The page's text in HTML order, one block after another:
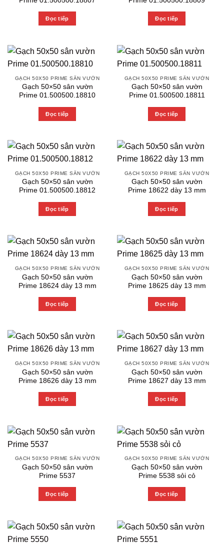
Đọc tiếp Đọc tiếp
GẠCH 50X50 PRIME SÂN VƯỜN
Gạch 50×50 sân vườn
Prime 01.500500.18810
Đọc tiếp
GẠCH 50X50 PRIME SÂN VƯỜN
Gạch 50×50 sân vườn
Prime 01.500500.18811
Đọc tiếp
GẠCH 50X50 PRIME SÂN VƯỜN
Gạch 50×50 sân vườn
Prime 01.500500.18812
Đọc tiếp
GẠCH 50X50 PRIME SÂN VƯỜN
Gạch 50×50 sân vườn
Prime 18622 dày 13 mm
Đọc tiếp
GẠCH 50X50 PRIME SÂN VƯỜN
Gạch 50×50 sân vườn
Prime 18624 dày 13 mm
Đọc tiếp
GẠCH 50X50 PRIME SÂN VƯỜN
Gạch 50×50 sân vườn
Prime 18625 dày 13 mm
Đọc tiếp
GẠCH 50X50 PRIME SÂN VƯỜN
Gạch 50×50 sân vườn
Prime 18626 dày 13 mm
Đọc tiếp
GẠCH 50X50 PRIME SÂN VƯỜN
Gạch 50×50 sân vườn
Prime 18627 dày 13 mm
Đọc tiếp
GẠCH 50X50 PRIME SÂN VƯỜN
Gạch 50×50 sân vườn
Prime 5537
Đọc tiếp
GẠCH 50X50 PRIME SÂN VƯỜN
Gạch 50×50 sân vườn
Prime 5538 sỏi cỏ
Đọc tiếp